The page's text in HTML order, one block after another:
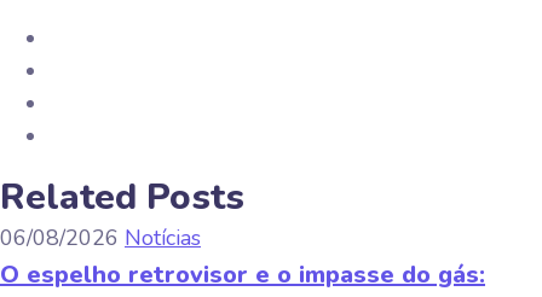
Related Posts
06/08/2026 Notícias
O espelho retrovisor e o impasse do gás: